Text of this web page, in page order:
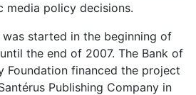
media policy decisions.
started in the beginning of
the end of 2007. The Bank of
Foundation financed the project
Publishing Company in